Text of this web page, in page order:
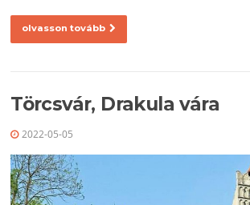
olvasson tovább
Törcsvár, Drakula vára
2022-05-05